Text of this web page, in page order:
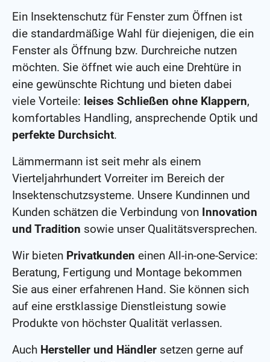
Ein Insektenschutz für Fenster zum Öffnen ist
die standardmäßige Wahl für diejenigen, die ein
Fenster als Öffnung bzw. Durchreiche nutzen
möchten. Sie öffnet wie auch eine Drehtüre in
eine gewünschte Richtung und bieten dabei
viele Vorteile: leises Schließen ohne Klappern,
komfortables Handling, ansprechende Optik und
perfekte Durchsicht.
Lämmermann ist seit mehr als einem
Vierteljahrhundert Vorreiter im Bereich der
Insektenschutzsysteme. Unsere Kundinnen und
Kunden schätzen die Verbindung von Innovation
und Tradition sowie unser Qualitätsversprechen.
Wir bieten Privatkunden einen All-in-one-Service:
Beratung, Fertigung und Montage bekommen
Sie aus einer erfahrenen Hand. Sie können sich
auf eine erstklassige Dienstleistung sowie
Produkte von höchster Qualität verlassen.
Auch Hersteller und Händler setzen gerne auf